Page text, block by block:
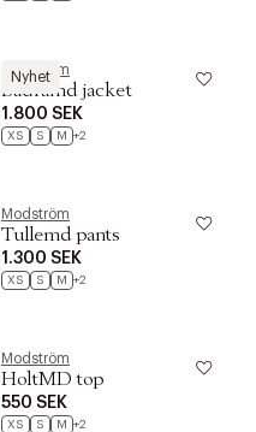
Nyhet
Modström
Badramd jacket
1.800 SEK
XS S M +2
Modström
Tullemd pants
1.300 SEK
XS S M +2
Modström
HoltMD top
550 SEK
XS S M +2